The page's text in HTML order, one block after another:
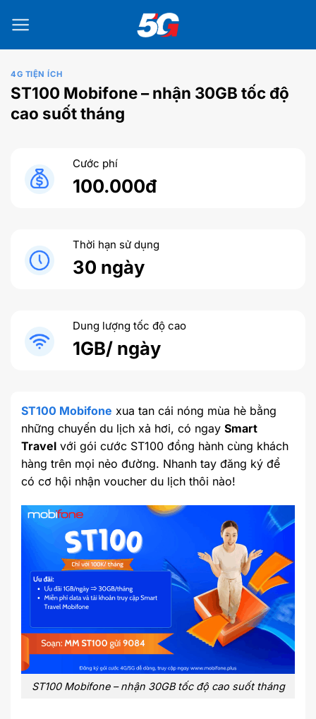
qua
4G TIỆN ÍCH
ST100 Mobifone – nhận 30GB tốc độ
cao suốt tháng
Cước phí
100.000đ
Thời hạn sử dụng
30 ngày
Dung lượng tốc độ cao
1GB/ ngày
ST100 Mobifone xua tan cái nóng mùa hè bằng
những chuyến du lịch xả hơi, có ngay Smart
Travel với gói cước ST100 đồng hành cùng khách
hàng trên mọi nẻo đường. Nhanh tay đăng ký để
có cơ hội nhận voucher du lịch thôi nào!
ST100 Mobifone – nhận 30GB tốc độ cao suốt tháng